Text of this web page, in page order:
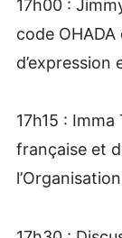
17h00 :
code
d’expression
17h15 :
française et